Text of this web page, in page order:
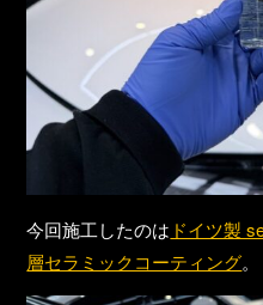
今回施工したのは ドイツ製
層セラミックコーティング。